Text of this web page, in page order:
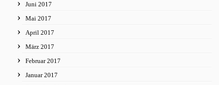
Juni 2017
Mai 2017
April 2017
März 2017
Februar 2017
Januar 2017